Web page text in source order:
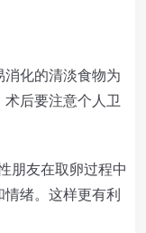
化的清淡食物为
后要注意个人卫
友在取卵过程中
绪。这样更有利